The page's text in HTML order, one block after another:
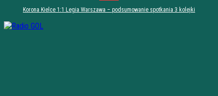
Korona Kielce 1:1 Legia Warszawa – podsumowanie spotkania 3 kolejki